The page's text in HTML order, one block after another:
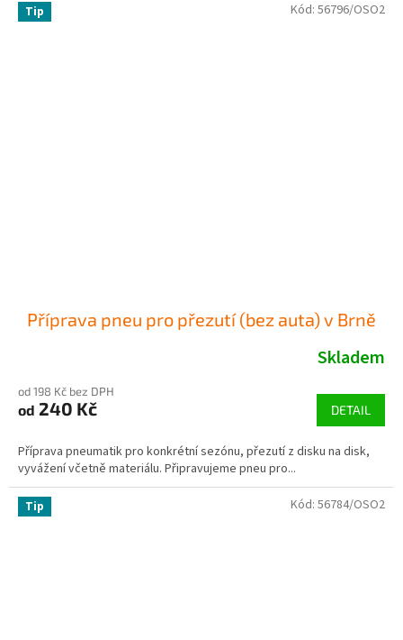
Tip
Příprava pneu pro přezutí (bez auta) v Brně
Skladem
od 198 Kč bez DPH
od 240 Kč DETAIL
Příprava pneumatik pro konkrétní sezónu, přezutí z disku na disk,
vyvážení včetně materiálu. Připravujeme pneu pro...
Kód: 56796/OSO2
Tip Kód: 56784/OSO2